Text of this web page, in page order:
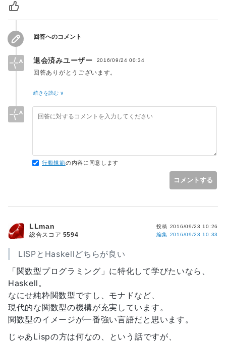
回答へのコメント
退会済みユーザー 2016/09/24 00:34
回答ありがとうございます。
なるほどです。Lispの方が、実用例が多いのですね。
続きを読む ∨
行動規範の内容に同意します
コメントする
LISPとHaskellどちらが良い
「関数型プログラミング」に特化して学びたいなら、
Haskell。
なにせ純粋関数型ですし、モナドなど、
現代的な関数型の機構が充実しています。
関数型のイメージが一番強い言語だと思います。
じゃあLispの方は何なの、という話ですが、
投稿 2016/09/23 10:26
編集 2016/09/23 10:33
LLman
総合スコア 5594